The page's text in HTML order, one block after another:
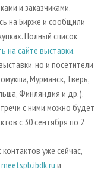
и заказчиками.
на Бирже и сообщили
Полный список
на сайте выставки.
но и посетители
Мурманск, Тверь,
Финляндия и др.).
с ними можно будет
с 30 сентября по 2
уже сейчас,
meetspb.ibdk.ru и